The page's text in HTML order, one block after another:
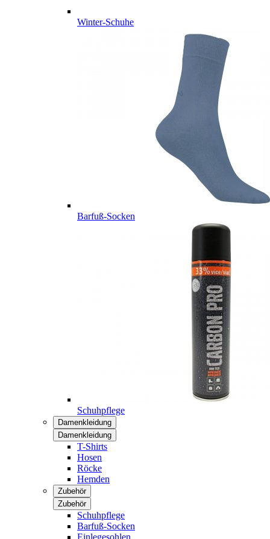
Winter-Schuhe
Barfuß-Socken
Schuhpflege
Damenkleidung
Damenkleidung
T-Shirts
Hosen
Röcke
Hemden
Zubehör
Zubehör
Schuhpflege
Barfuß-Socken
Einlegesohlen